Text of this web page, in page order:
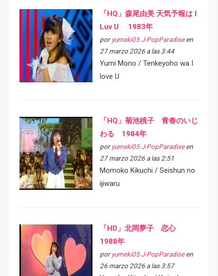
「HQ」森尾由美 天気予報は I
Luv U 1983年
por yumeki05 J-PopParadiseen
27 marzo 2026 a las 3:44
Yumi Morio / Tenkeyoho wa I
love U
「HQ」菊池桃子 青春のいじ
わる 1984年
por yumeki05 J-PopParadiseen
27 marzo 2026 a las 2:51
Momoko Kikuchi / Seishun no
ijiwaru
「HD」北岡夢子 恋心
1988年
por yumeki05 J-PopParadiseen
26 marzo 2026 a las 3:57